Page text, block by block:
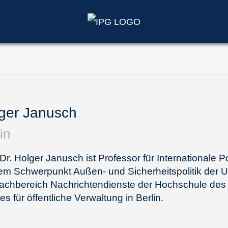
Janusch
Holger Janusch ist Professor für Internationale
Schwerpunkt Außen- und Sicherheitspolitik der
Nachrichtendienste der Hochschule des
für öffentliche Verwaltung in Berlin.